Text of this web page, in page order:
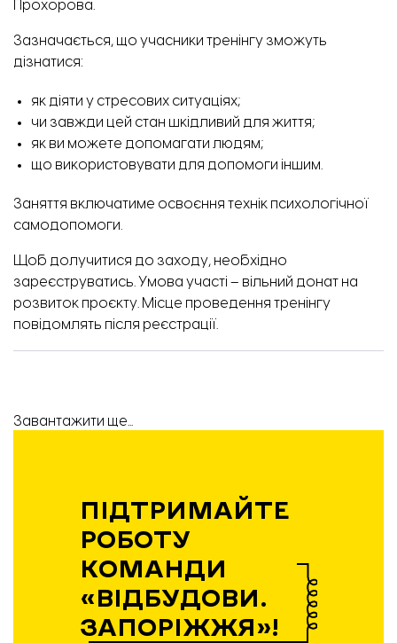
Прохорова.
Зазначається, що учасники тренінгу зможуть
дізнатися:
як діяти у стресових ситуаціях;
чи завжди цей стан шкідливий для життя;
як ви можете допомагати людям;
що використовувати для допомоги іншим.
Заняття включатиме освоєння технік психологічної
самодопомоги.
Щоб долучитися до заходу, необхідно
зареєструватись. Умова участі – вільний донат на
розвиток проєкту. Місце проведення тренінгу
повідомлять після реєстрації.
Завантажити ще...
ПІДТРИМАЙТЕ
РОБОТУ
КОМАНДИ
«ВІДБУДОВИ.
ЗАПОРІЖЖЯ»!